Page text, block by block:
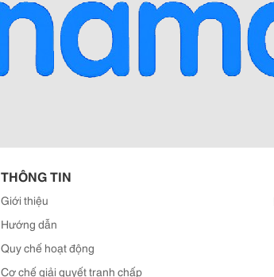
THÔNG TIN
Giới thiệu
Hướng dẫn
Quy chế hoạt động
Cơ chế giải quyết tranh chấp